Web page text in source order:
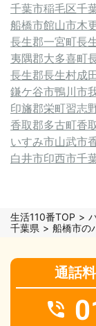
千葉市稲毛区千
船橋市館山市木
長生郡一宮町長
夷隅郡大多喜町
長生郡長生村成
鎌ケ谷市鴨川市
印旛郡栄町習志
香取郡多古町香
いすみ市山武市
白井市印西市千
生活110番TOP
千葉県
船橋市の
通話